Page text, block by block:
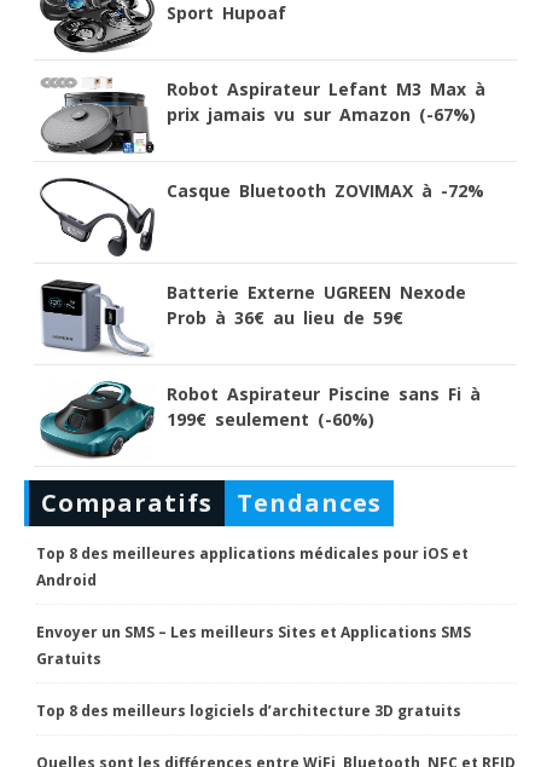
Sport Hupoaf
Robot Aspirateur Lefant M3 Max à
prix jamais vu sur Amazon (-67%)
Casque Bluetooth ZOVIMAX à -72%
Batterie Externe UGREEN Nexode
Prob à 36€ au lieu de 59€
Robot Aspirateur Piscine sans Fi à
199€ seulement (-60%)
Comparatifs Tendances
Top 8 des meilleures applications médicales pour iOS et
Android
Envoyer un SMS – Les meilleurs Sites et Applications SMS
Gratuits
Top 8 des meilleurs logiciels d’architecture 3D gratuits
Quelles sont les différences entre WiFi, Bluetooth, NFC et RFID